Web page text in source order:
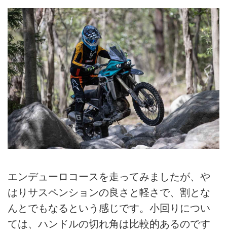
エンデューロコースを走ってみましたが、や
はりサスペンションの良さと軽さで、割とな
んとでもなるという感じです。小回りについ
ては、ハンドルの切れ角は比較的あるのです